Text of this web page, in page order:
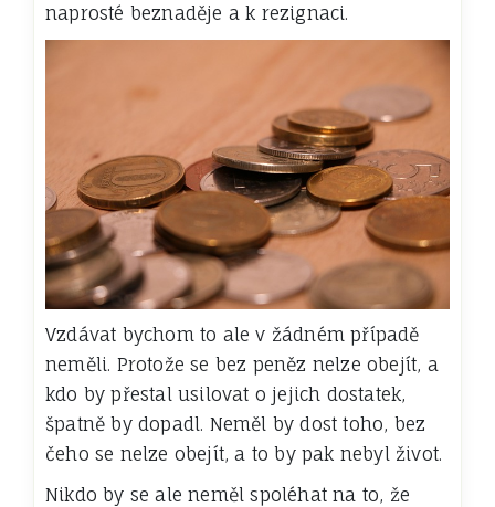
naprosté beznaděje a k rezignaci.
Vzdávat bychom to ale v žádném případě
neměli. Protože se bez peněz nelze obejít, a
kdo by přestal usilovat o jejich dostatek,
špatně by dopadl. Neměl by dost toho, bez
čeho se nelze obejít, a to by pak nebyl život.
Nikdo by se ale neměl spoléhat na to, že